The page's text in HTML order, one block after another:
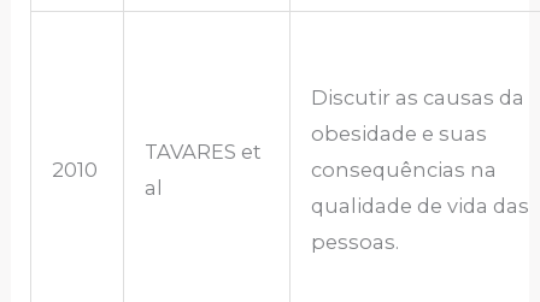
2010
TAVARES et
al
Discutir as causas da
obesidade e suas
consequências na
qualidade de vida das
pessoas.